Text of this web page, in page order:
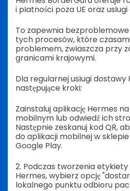
i płatności poza UE oraz
To zapewnia bezproblemowe
tych procesów, które
problemem, zwłaszcza przy
granicami krajowymi.
Dla regularnej usługi
następujące kroki:
Zainstaluj aplikację Hermes
mobilnym lub odwiedź ich
Następnie zeskanuj kod QR,
do aplikacji mobilnej w
Google Play.
2. Podczas tworzenia
Hermes, wybierz opcję
lokalnego punktu odbioru